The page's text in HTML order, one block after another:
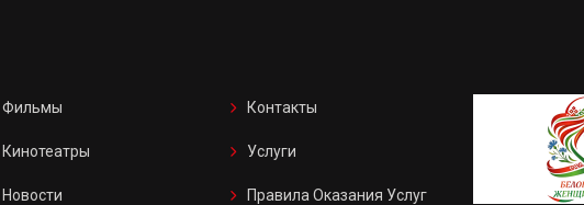
Фильмы
Кинотеатры
Новости
Контакты
Услуги
Правила Оказания Услуг